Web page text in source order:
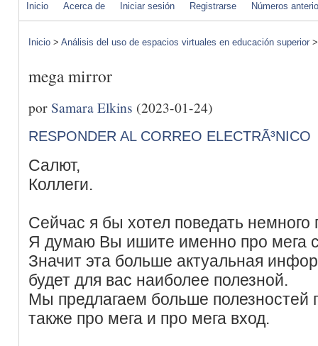
Inicio Acerca de Iniciar sesión Registrarse Números
Inicio > Análisis del uso de espacios virtuales en educación superior
mega mirror
porSamara Elkins (2023-01-24)
RESPONDER AL CORREO ELECTRÃ³NICO
Салют,
Коллеги.
Сейчас я бы хотел поведать немного
Я думаю Вы ишите именно про мега
Значит эта больше актуальная
будет для вас наиболее полезной.
Мы предлагаем больше полезностей
также про мега и про мега вход.